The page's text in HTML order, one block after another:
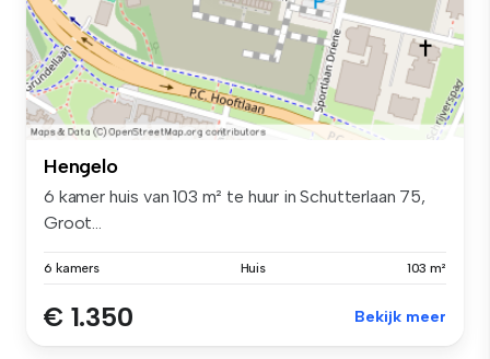
Hengelo
6 kamer huis van 103 m² te huur in Schutterlaan 75,
Groot...
6 kamers Huis 103 m²
€ 1.350 Bekijk meer